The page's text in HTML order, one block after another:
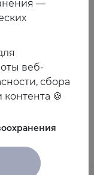
—
веб-
сбора
🍪